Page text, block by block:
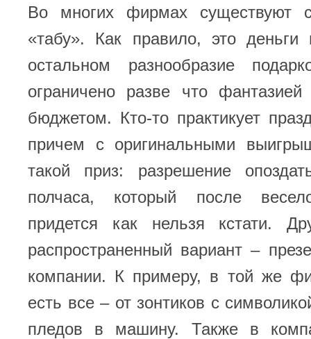
Во многих фирмах существуют
«табу». Как правило, это
остальном разнообразие
ограничено разве что фантазией
бюджетом. Кто-то практикует
причем с оригинальными
такой приз: разрешение
полчаса, который после
придется как нельзя кстати.
распространенный вариант –
компании. К примеру, в той же
есть все – от зонтиков с
пледов в машину. Также в